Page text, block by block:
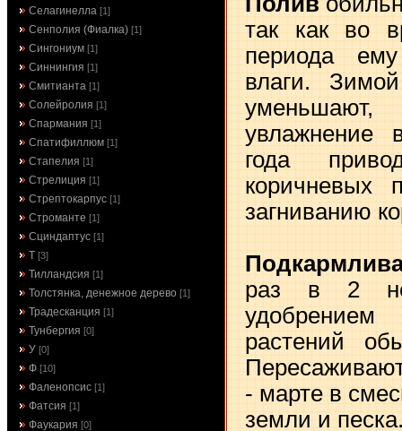
Селагинелла [1]
Сенполия (Фиалка) [1]
Сингониум [1]
Синнингия [1]
Смитианта [1]
Солейролия [1]
Спармания [1]
Спатифиллюм [1]
Стапелия [1]
Стрелиция [1]
Стрептокарпус [1]
Строманте [1]
Сциндаптус [1]
Т [3]
Тилландсия [1]
Толстянка, денежное дерево [1]
Традесканция [1]
Тунбергия [0]
У [0]
Ф [10]
Фаленопсис [1]
Фатсия [1]
Фаукария [0]
так как во
периода
влаги.
увлажнение
года
коричневых
загниванию
раз в 2
растений
- марте в
земли и